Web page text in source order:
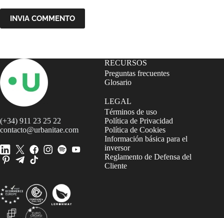
INVIA COMMENTO
(+34) 911 23 25 22
contacto@urbanitae.com
RECURSOS
Preguntas frecuentes
Glosario
LEGAL
Términos de uso
Política de Privacidad
Política de Cookies
Información básica para el
inversor
Reglamento de Defensa del
Cliente